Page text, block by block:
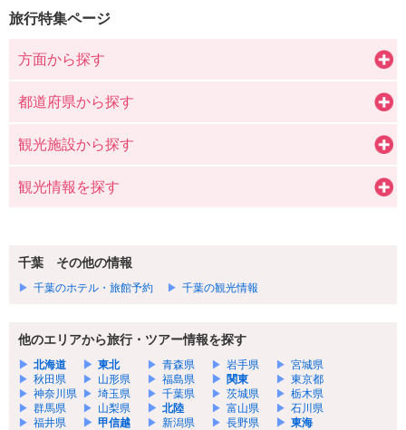
旅行特集ページ
方面から探す
都道府県から探す
観光施設から探す
観光情報を探す
千葉 その他の情報
千葉のホテル・旅館予約 千葉の観光情報
他のエリアから旅行・ツアー情報を探す
北海道 東北 青森県 岩手県
宮城県
秋田県
山形県 福島県 関東
東京都
神奈川県
埼玉県 千葉県 茨城県
栃木県
群馬県
山梨県 北陸 富山県
石川県
福井県
甲信越 新潟県 長野県 東海